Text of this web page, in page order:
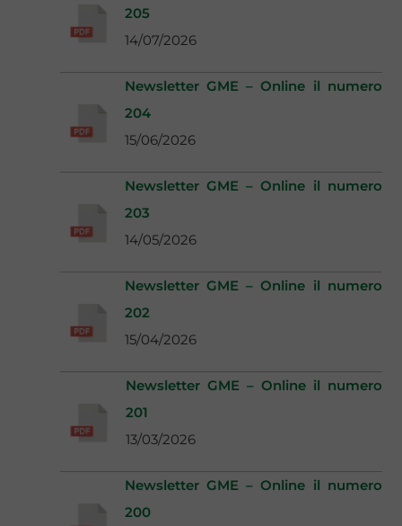
205
14/07/2026
Newsletter GME – Online il numero
204
15/06/2026
Newsletter GME – Online il numero
203
14/05/2026
Newsletter GME – Online il numero
202
15/04/2026
Newsletter GME – Online il numero
201
13/03/2026
Newsletter GME – Online il numero
200